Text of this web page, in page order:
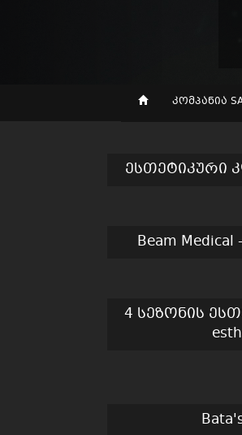
კომპანია
ესთეტიკური
Beam
4 სეზონის